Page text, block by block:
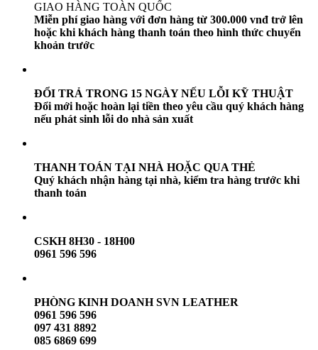
GIAO HÀNG TOÀN QUỐC
Miễn phí giao hàng với đơn hàng từ 300.000 vnđ trở lên
hoặc khi khách hàng thanh toán theo hình thức chuyển
khoản trước
ĐỔI TRẢ TRONG 15 NGÀY NẾU LỖI KỸ THUẬT
Đổi mới hoặc hoàn lại tiền theo yêu cầu quý khách hàng
nếu phát sinh lỗi do nhà sản xuất
THANH TOÁN TẠI NHÀ HOẶC QUA THẺ
Quý khách nhận hàng tại nhà, kiểm tra hàng trước khi
thanh toán
CSKH 8H30 - 18H00
0961 596 596
PHÒNG KINH DOANH SVN LEATHER
0961 596 596
097 431 8892
085 6869 699